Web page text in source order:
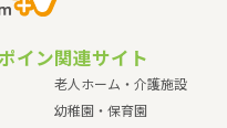
イン 関連サイト
老人ホーム・介護施設
幼稚園・保育園